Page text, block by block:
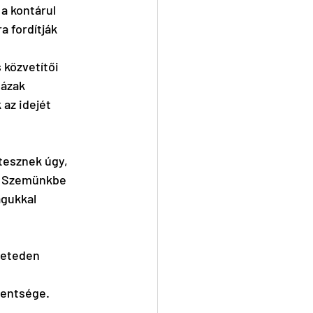
kontárul
fordítják
közvetítői
az idejét
úgy,